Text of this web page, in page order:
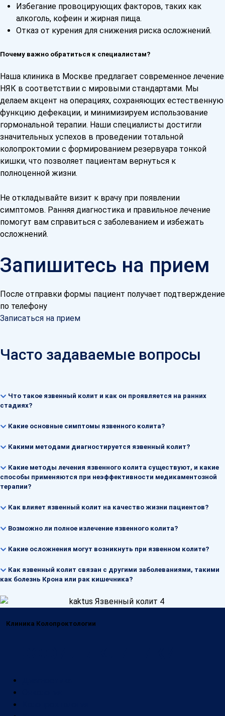
Избегание провоцирующих факторов, таких как
алкоголь, кофеин и жирная пища.
Отказ от курения для снижения риска осложнений.
Почему важно обратиться к специалистам?
Наша клиника в Москве предлагает современное лечение
НЯК в соответствии с мировыми стандартами. Мы
делаем акцент на операциях, сохраняющих естественную
функцию дефекации, и минимизируем использование
гормональной терапии. Наши специалисты достигли
значительных успехов в проведении тотальной
колопроктомии с формированием резервуара тонкой
кишки, что позволяет пациентам вернуться к
полноценной жизни.
Не откладывайте визит к врачу при появлении
симптомов. Ранняя диагностика и правильное лечение
помогут вам справиться с заболеванием и избежать
осложнений.
Запишитесь на прием
После отправки формы пациент получает подтверждение
по телефону
Записаться на прием
Часто задаваемые вопросы
Что такое язвенный колит и как он проявляется на ранних
стадиях?
Какие основные симптомы язвенного колита?
Какими методами диагностируется язвенный колит?
Какие методы лечения язвенного колита существуют, и какие
способы применяются при неэффективности медикаментозной
терапии?
Как влияет язвенный колит на качество жизни пациентов?
Возможно ли полное излечение язвенного колита?
Какие осложнения могут возникнуть при язвенном колите?
Как язвенный колит связан с другими заболеваниями, такими
как болезнь Крона или рак кишечника?
Клиника Колопроктологии